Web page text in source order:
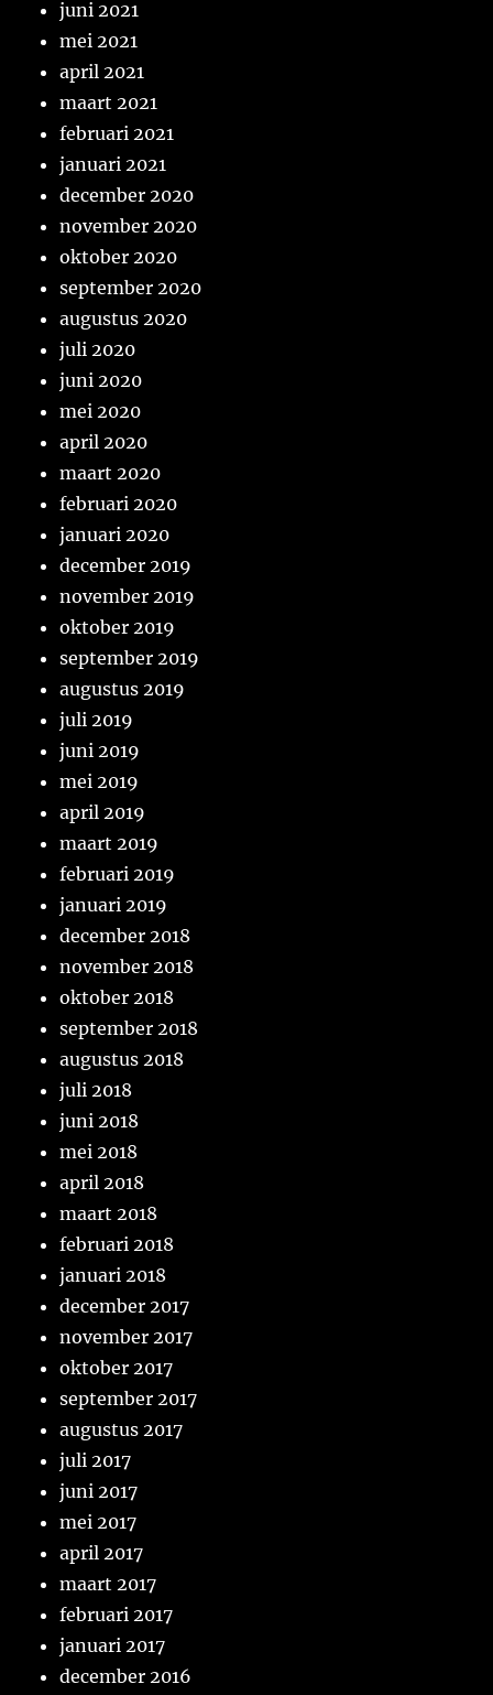
juni 2021
mei 2021
april 2021
maart 2021
februari 2021
januari 2021
december 2020
november 2020
oktober 2020
september 2020
augustus 2020
juli 2020
juni 2020
mei 2020
april 2020
maart 2020
februari 2020
januari 2020
december 2019
november 2019
oktober 2019
september 2019
augustus 2019
juli 2019
juni 2019
mei 2019
april 2019
maart 2019
februari 2019
januari 2019
december 2018
november 2018
oktober 2018
september 2018
augustus 2018
juli 2018
juni 2018
mei 2018
april 2018
maart 2018
februari 2018
januari 2018
december 2017
november 2017
oktober 2017
september 2017
augustus 2017
juli 2017
juni 2017
mei 2017
april 2017
maart 2017
februari 2017
januari 2017
december 2016